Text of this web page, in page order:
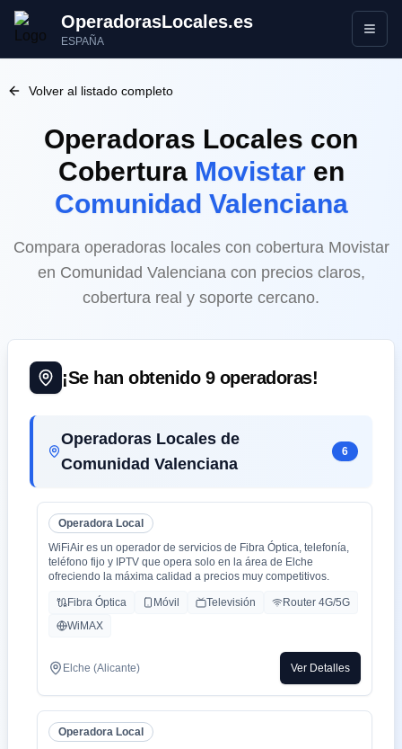
OperadorasLocales.es
ESPAÑA Abrir
Volver al listado completo
Operadoras Locales con
Cobertura Movistaren
Comunidad Valenciana
Compara operadoras locales con cobertura Movistar
en Comunidad Valenciana con precios claros,
cobertura real y soporte cercano.
¡Se han obtenido 9operadoras!
Operadoras Locales de
Comunidad Valenciana
6
Operadora Local
WiFiAir es un operador de servicios de Fibra Óptica, telefonía,
teléfono fijo y IPTV que opera solo en la área de Elche
ofreciendo la máxima calidad a precios muy competitivos.
Fibra Óptica Móvil Televisión
Router 4G/5G
WiMAX
Elche (Alicante) Ver Detalles
Operadora Local